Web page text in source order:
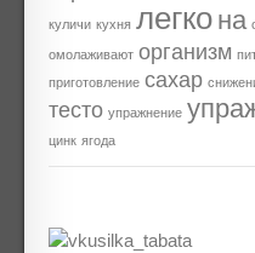
куличи кухня легко на
омолаживают организм
приготовление сахар
тесто упражнение
цинк ягода